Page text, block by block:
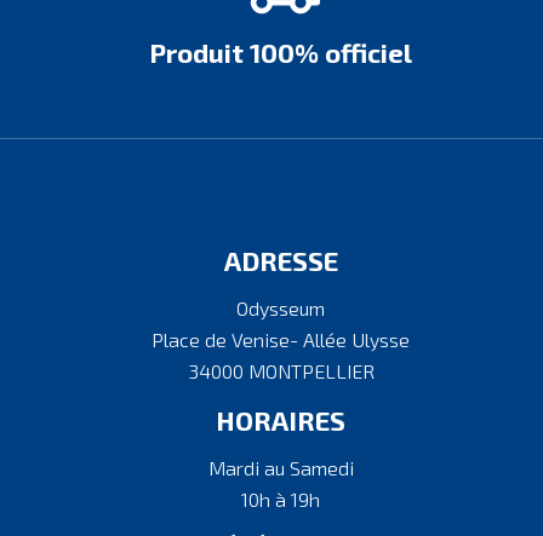
Produit 100% officiel
ADRESSE
Odysseum
Place de Venise- Allée Ulysse
34000 MONTPELLIER
HORAIRES
Mardi au Samedi
10h à 19h